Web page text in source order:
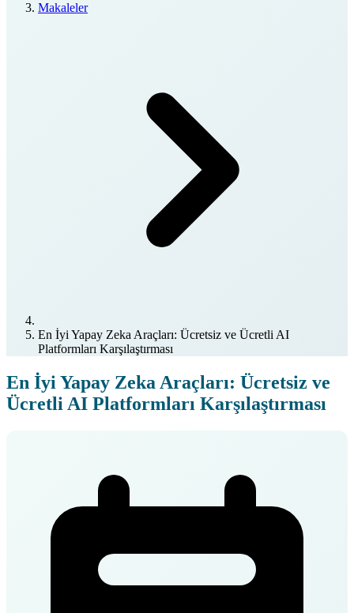
Makaleler
En İyi Yapay Zeka Araçları: Ücretsiz ve Ücretli AI
Platformları Karşılaştırması
En İyi Yapay Zeka Araçları: Ücretsiz ve
Ücretli AI Platformları Karşılaştırması